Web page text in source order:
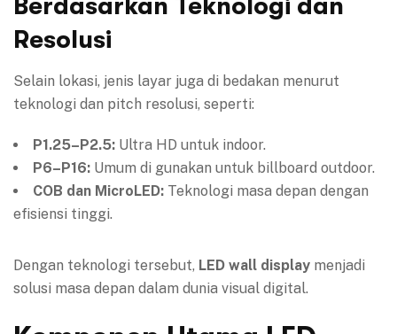
Berdasarkan Teknologi dan
Resolusi
Selain lokasi, jenis layar juga di bedakan menurut
teknologi dan pitch resolusi, seperti:
P1.25–P2.5: Ultra HD untuk indoor.
P6–P16: Umum di gunakan untuk billboard outdoor.
COB dan MicroLED: Teknologi masa depan dengan
efisiensi tinggi.
Dengan teknologi tersebut, LED wall display menjadi
solusi masa depan dalam dunia visual digital.